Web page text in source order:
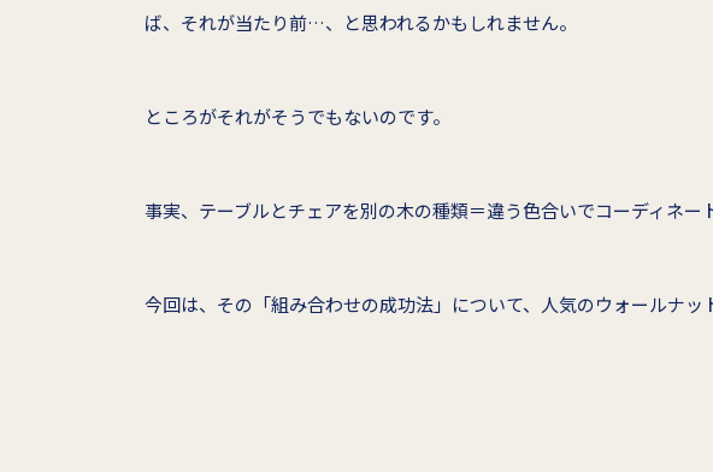
ば、それが当たり前…、と思われるかもしれません。
ところがそれがそうでもないのです。
事実、テーブルとチェアを別の木の種類＝違う色合いでコーディネー
今回は、その「組み合わせの成功法」について、人気のウォールナッ